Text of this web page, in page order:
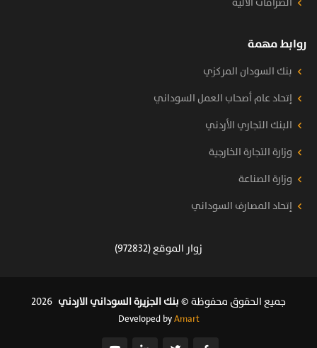
روابط مهمة
بنك السودان المركزي
إتحاد عام أصحاب العمل السوداني
البنك التجاري الأردني
وزارة التجارة الخارجية
وزارة الصناعة
إتحاد المصارف السوداني
زوار الموقع (972832)
جميع الحقوق محفوظة ©بنك الجزيرة السوداني الاردني
Developed byAmart